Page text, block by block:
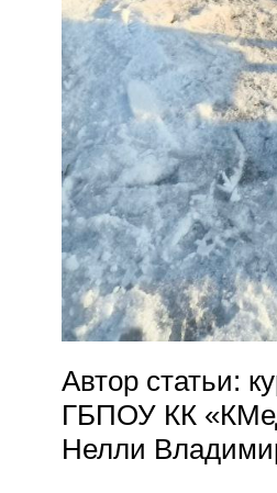
Автор статьи:
ГБПОУ КК
Нелли